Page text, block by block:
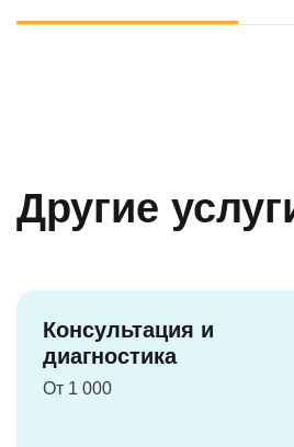
Другие
Консультация и
диагностика
От 1 000